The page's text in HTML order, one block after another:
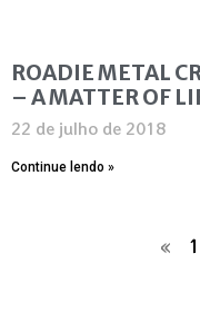
ROADIE METAL
– A MATTER OF
22 de julho de 2018
Continue lendo »
« 1